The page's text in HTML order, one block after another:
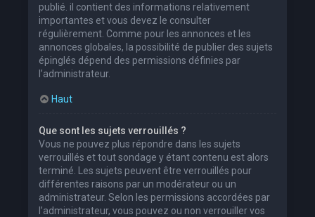
publié. il contient des informations relativement
importantes et vous devez le consulter
régulièrement. Comme pour les annonces et les
annonces globales, la possibilité de publier des sujets
épinglés dépend des permissions définies par
l’administrateur.
Haut
Que sont les sujets verrouillés ?
Vous ne pouvez plus répondre dans les sujets
verrouillés et tout sondage y étant contenu est alors
terminé. Les sujets peuvent être verrouillés pour
différentes raisons par un modérateur ou un
administrateur. Selon les permissions accordées par
l’administrateur, vous pouvez ou non verrouiller vos